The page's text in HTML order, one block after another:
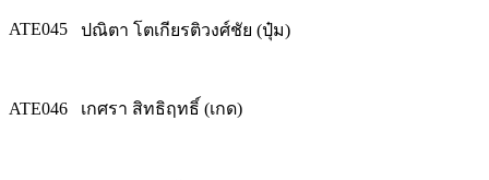
ATE045 ปณิตา โตเกียรติวงศ์ชัย (ปุ๋ม)
ATE046 เกศรา สิทธิฤทธิ์ (เกด)